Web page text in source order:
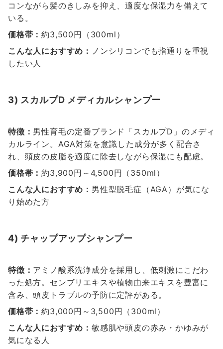
コンながら髪のきしみを抑え、適度な保湿力を備えて
いる。
価格帯：約3,500円（300ml）
こんな人におすすめ： ノンシリコンでも指通りを重視
したい人
3) スカルプD メディカルシャンプー
特徴： 男性育毛の定番ブランド「スカルプD」のメディ
カルライン。AGA対策を意識した成分が多く配合さ
れ、頭皮の皮脂を適度に除去しながら保湿にも配慮。
価格帯：約3,900円～4,500円（350ml）
こんな人におすすめ： 男性型脱毛症（AGA）が気にな
り始めた方
4) チャップアップシャンプー
特徴： アミノ酸系洗浄成分を採用し、低刺激にこだわ
った処方。センブリエキスや植物由来エキスを豊富に
含み、頭皮トラブルの予防に定評がある。
価格帯：約3,000円～3,500円（300ml）
こんな人におすすめ： 敏感肌や頭皮の赤み・かゆみが
気になる人